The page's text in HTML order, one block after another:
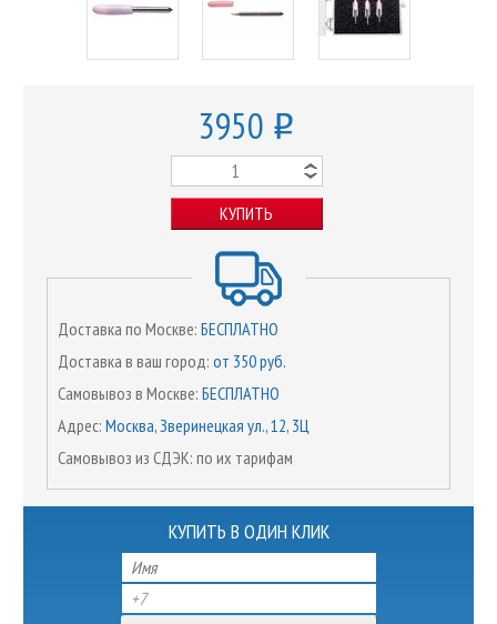
3950 o
КУПИТЬ
Доставка по Москве: БЕСПЛАТНО
Доставка в ваш город: от 350 руб.
Самовывоз в Москве: БЕСПЛАТНО
Адрес: Москва, Зверинецкая ул., 12, 3Ц
Самовывоз из СДЭК: по их тарифам
КУПИТЬ В ОДИН КЛИК